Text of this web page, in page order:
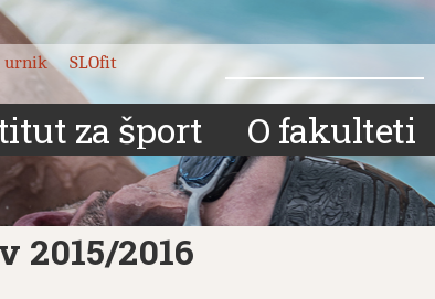
urnik
SLOfit
iskalnik
za šport O fakulteti
2016